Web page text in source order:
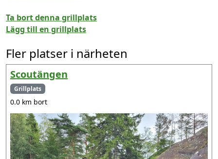
Ta bort denna grillplats
Lägg till en grillplats
Fler platser i närheten
Scoutängen
Grillplats
0.0 km bort